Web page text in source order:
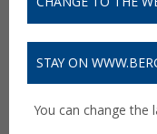
STAY ON
You can change the